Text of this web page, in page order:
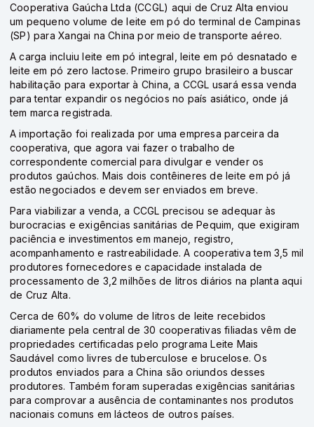
Cooperativa Gaúcha Ltda (CCGL) aqui de Cruz Alta enviou
um pequeno volume de leite em pó do terminal de Campinas
(SP) para Xangai na China por meio de transporte aéreo.
A carga incluiu leite em pó integral, leite em pó desnatado e
leite em pó zero lactose. Primeiro grupo brasileiro a buscar
habilitação para exportar à China, a CCGL usará essa venda
para tentar expandir os negócios no país asiático, onde já
tem marca registrada.
A importação foi realizada por uma empresa parceira da
cooperativa, que agora vai fazer o trabalho de
correspondente comercial para divulgar e vender os
produtos gaúchos. Mais dois contêineres de leite em pó já
estão negociados e devem ser enviados em breve.
Para viabilizar a venda, a CCGL precisou se adequar às
burocracias e exigências sanitárias de Pequim, que exigiram
paciência e investimentos em manejo, registro,
acompanhamento e rastreabilidade. A cooperativa tem 3,5 mil
produtores fornecedores e capacidade instalada de
processamento de 3,2 milhões de litros diários na planta aqui
de Cruz Alta.
Cerca de 60% do volume de litros de leite recebidos
diariamente pela central de 30 cooperativas filiadas vêm de
propriedades certificadas pelo programa Leite Mais
Saudável como livres de tuberculose e brucelose. Os
produtos enviados para a China são oriundos desses
produtores. Também foram superadas exigências sanitárias
para comprovar a ausência de contaminantes nos produtos
nacionais comuns em lácteos de outros países.